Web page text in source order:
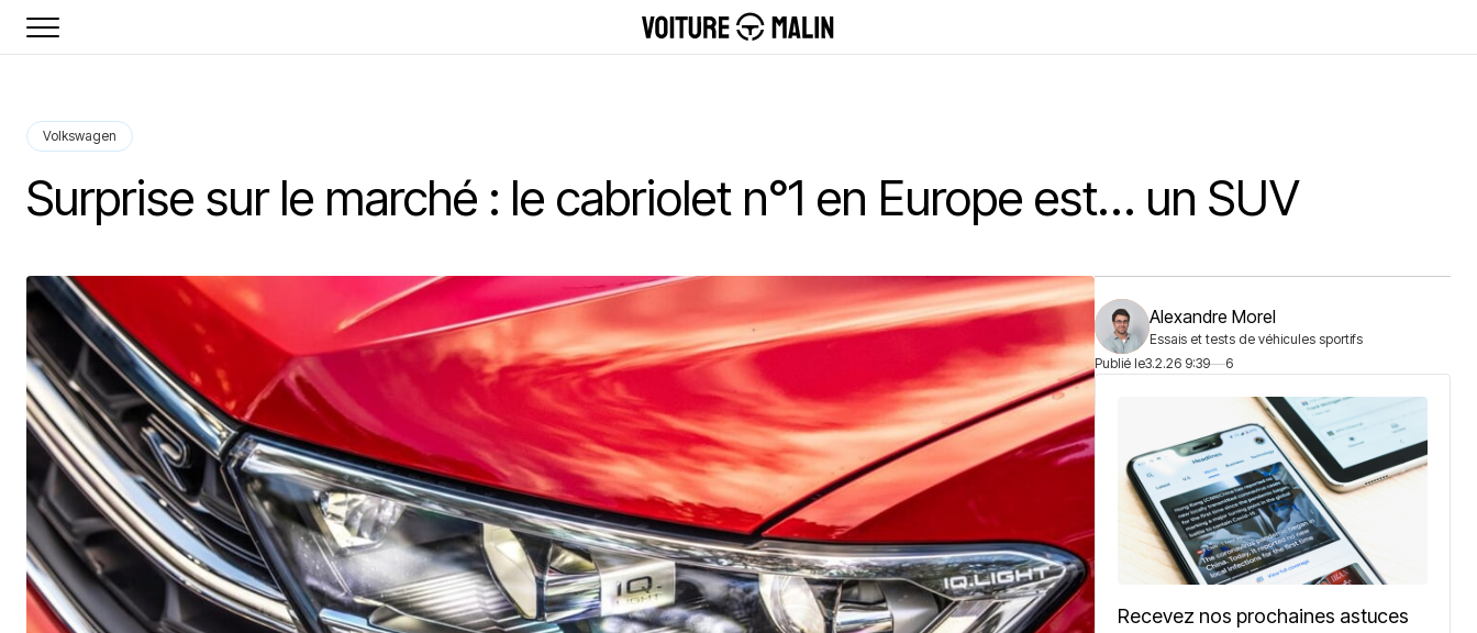
Volkswagen
Surprise sur le marché : le cabriolet n°1 en Europe est… un SUV
Alexandre Morel
Essais et tests de véhicules sportifs
Publié le3.2.26 9:39 6
Recevez nos prochaines astuces